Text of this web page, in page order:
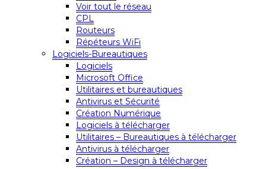
Voir tout le réseau
CPL
Routeurs
Répéteurs WiFi
Logiciels-Bureautiques
Logiciels
Microsoft Office
Utilitaires et bureautiques
Antivirus et Sécurité
Création Numérique
Logiciels à télécharger
Utilitaires – Bureautiques à télécharger
Antivirus à télécharger
Création – Design à télécharger